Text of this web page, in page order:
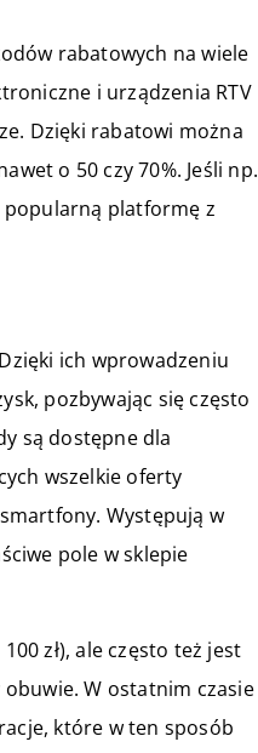
rabatowych na wiele
i urządzenia RTV
Dzięki rabatowi można
o 50 czy 70%. Jeśli np.
platformę z
ich wprowadzeniu
pozbywając się często
są dostępne dla
wszelkie oferty
Występują w
pole w sklepie
zł), ale często też jest
W ostatnim czasie
które w ten sposób